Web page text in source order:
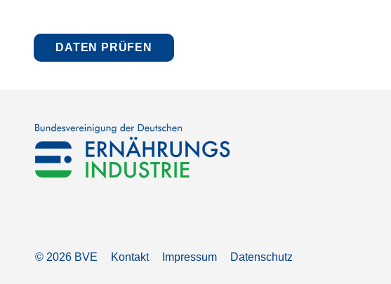
© 2026 BVE Kontakt Impressum Datenschutz